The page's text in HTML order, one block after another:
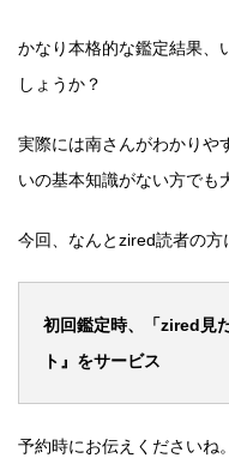
かなり本格的な鑑定結果、
しょうか？
実際には南さんがわかりや
いの基本知識がない方でも
今回、なんとzired読者の方
初回鑑定時、「zired見
ト』をサービス
予約時にお伝えくださいね